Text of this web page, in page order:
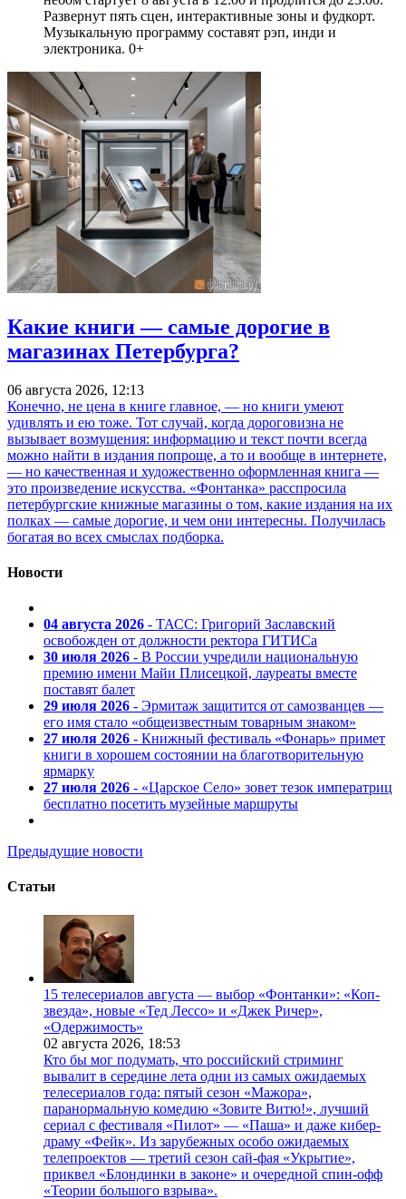
Развернут пять сцен, интерактивные зоны и фудкорт.
Музыкальную программу составят рэп, инди и
электроника. 0+
Какие книги — самые дорогие в
магазинах Петербурга?
06 августа 2026, 12:13
Конечно, не цена в книге главное, — но книги умеют
удивлять и ею тоже. Тот случай, когда дороговизна не
вызывает возмущения: информацию и текст почти всегда
можно найти в издания попроще, а то и вообще в интернете,
— но качественная и художественно оформленная книга —
это произведение искусства. «Фонтанка» расспросила
петербургские книжные магазины о том, какие издания на их
полках — самые дорогие, и чем они интересны. Получилась
богатая во всех смыслах подборка.
Новости
04 августа 2026 - ТАСС: Григорий Заславский
освобожден от должности ректора ГИТИСа
30 июля 2026 - В России учредили национальную
премию имени Майи Плисецкой, лауреаты вместе
поставят балет
29 июля 2026 - Эрмитаж защитится от самозванцев —
его имя стало «общеизвестным товарным знаком»
27 июля 2026 - Книжный фестиваль «Фонарь» примет
книги в хорошем состоянии на благотворительную
ярмарку
27 июля 2026 - «Царское Село» зовет тезок императриц
бесплатно посетить музейные маршруты
Предыдущие новости
Статьи
15 телесериалов августа — выбор «Фонтанки»: «Коп-
звезда», новые «Тед Лессо» и «Джек Ричер»,
«Одержимость»
02 августа 2026, 18:53
Кто бы мог подумать, что российский стриминг
вывалит в середине лета одни из самых ожидаемых
телесериалов года: пятый сезон «Мажора»,
паранормальную комедию «Зовите Витю!», лучший
сериал с фестиваля «Пилот» — «Паша» и даже кибер-
драму «Фейк». Из зарубежных особо ожидаемых
телепроектов — третий сезон сай-фая «Укрытие»,
приквел «Блондинки в законе» и очередной спин-офф
«Теории большого взрыва».